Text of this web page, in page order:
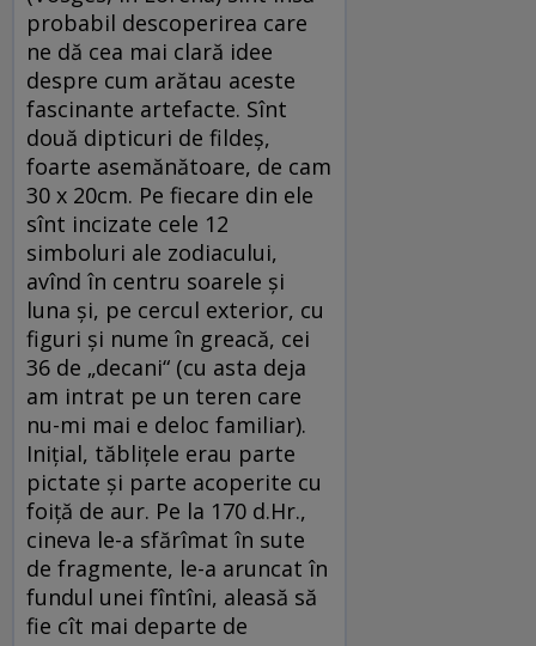
probabil descoperirea care
ne dă cea mai clară idee
despre cum arătau aceste
fascinante artefacte. Sînt
două dipticuri de fildeș,
foarte asemănătoare, de cam
30 x 20cm. Pe fiecare din ele
sînt incizate cele 12
simboluri ale zodiacului,
avînd în centru soarele și
luna și, pe cercul exterior, cu
figuri și nume în greacă, cei
36 de „decani“ (cu asta deja
am intrat pe un teren care
nu-mi mai e deloc familiar).
Inițial, tăblițele erau parte
pictate și parte acoperite cu
foiță de aur. Pe la 170 d.Hr.,
cineva le-a sfărîmat în sute
de fragmente, le-a aruncat în
fundul unei fîn­tîni, aleasă să
fie cît mai departe de